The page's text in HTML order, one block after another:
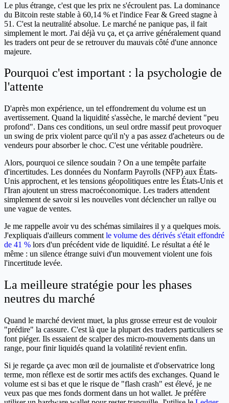
Le plus étrange, c'est que les prix ne s'écroulent pas. La dominance
du Bitcoin reste stable à 60,14 % et l'indice Fear & Greed stagne à
51. C'est la neutralité absolue. Le marché ne panique pas, il fait
simplement le mort. J'ai déjà vu ça, et ça arrive généralement quand
les traders ont peur de se retrouver du mauvais côté d'une annonce
majeure.
Pourquoi c'est important : la psychologie de
l'attente
D'après mon expérience, un tel effondrement du volume est un
avertissement. Quand la liquidité s'assèche, le marché devient "peu
profond". Dans ces conditions, un seul ordre massif peut provoquer
un swing de prix violent parce qu'il n'y a pas assez d'acheteurs ou de
vendeurs pour absorber le choc. C'est une véritable poudrière.
Alors, pourquoi ce silence soudain ? On a une tempête parfaite
d'incertitudes. Les données du Nonfarm Payrolls (NFP) aux États-
Unis approchent, et les tensions géopolitiques entre les États-Unis et
l'Iran ajoutent un stress macroéconomique. Les traders attendent
simplement de savoir si les nouvelles vont déclencher un rallye ou
une vague de ventes.
Je me rappelle avoir vu des schémas similaires il y a quelques mois.
J'expliquais d'ailleurs comment le volume des dérivés s'était effondré
de 41 % lors d'un précédent vide de liquidité. Le résultat a été le
même : un silence étrange suivi d'un mouvement violent une fois
l'incertitude levée.
La meilleure stratégie pour les phases
neutres du marché
Quand le marché devient muet, la plus grosse erreur est de vouloir
"prédire" la cassure. C'est là que la plupart des traders particuliers se
font piéger. Ils essaient de scalper des micro-mouvements dans un
range, pour finir liquidés quand la volatilité revient enfin.
Si je regarde ça avec mon œil de journaliste et d'observatrice long
terme, mon réflexe est de sortir mes actifs des exchanges. Quand le
volume est si bas et que le risque de "flash crash" est élevé, je ne
veux pas que mes fonds dorment dans un hot wallet. Je préfère